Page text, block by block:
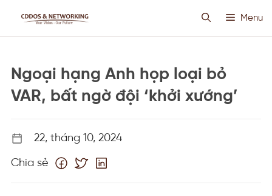
Menu
CLOUD VPS
PROXY CUSTOM
Ngoại hạng Anh họp loại bỏ
VAR, bất ngờ đội ‘khởi xướng’
22, tháng 10, 2024
Chia sẻ